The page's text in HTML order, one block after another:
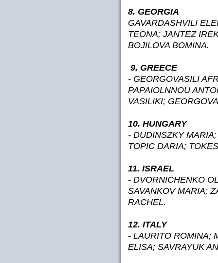
8. GEORGIA
GAVARDASHVILI
TEONA; JANTEZ
BOJILOVA BOMINA.
9. GREECE
- GEORGOVASILI
PAPAIOLNNOU
VASILIKI;
10. HUNGARY
- DUDINSZKY
TOPIC DARIA;
11. ISRAEL
- DVORNICHENKO
SAVANKOV MARIA;
RACHEL.
12. ITALY
- LAURITO ROMINA;
ELISA; SAVRAYUK